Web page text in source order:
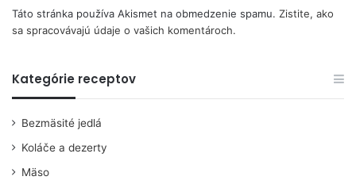
Táto stránka používa Akismet na obmedzenie spamu. Zistite, ako
sa spracovávajú údaje o vašich komentároch.
Kategórie receptov
Bezmäsité jedlá
Koláče a dezerty
Mäso